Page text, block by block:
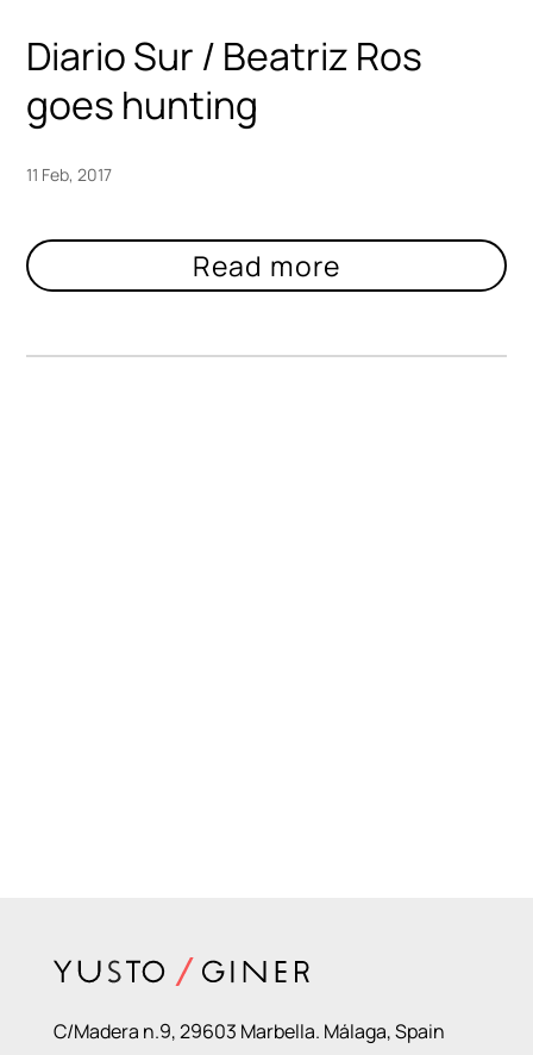
Diario Sur / Beatriz Ros
goes hunting
11 Feb, 2017
C/Madera n.9, 29603 Marbella. Málaga, Spain